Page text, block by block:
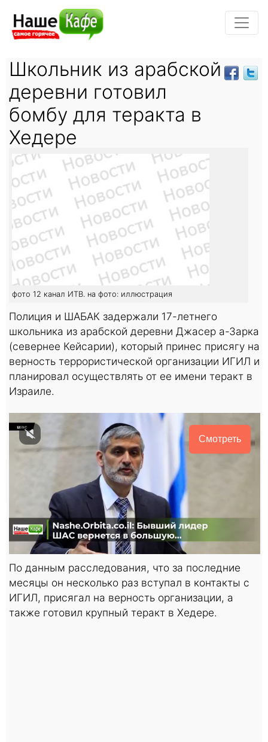
Школьник из арабской
деревни готовил
бомбу для теракта в
Хедере
фото 12 канал ИТВ. на фото: иллюстрация
Полиция и ШАБАК задержали 17-летнего
школьника из арабской деревни Джасер а-Зарка
(севернее Кейсарии), который принес присягу на
верность террористической организации ИГИЛ и
планировал осуществлять от ее имени теракт в
Израиле.
Смотреть
По данным расследования, что за последние
месяцы он несколько раз вступал в контакты с
ИГИЛ, присягал на верность организации, а
также готовил крупный теракт в Хедере.